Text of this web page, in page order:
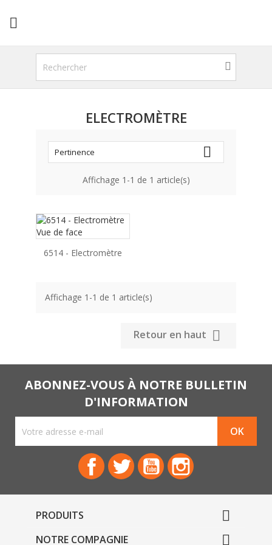

ELECTROMÈTRE
Pertinence 
Affichage 1-1 de 1 article(s)
6514 - Electromètre
Affichage 1-1 de 1 article(s)
Retour en haut 
ABONNEZ-VOUS À NOTRE BULLETIN
D'INFORMATION
FacebookTwitter YouTube
PRODUITS 
NOTRE COMPAGNIE 